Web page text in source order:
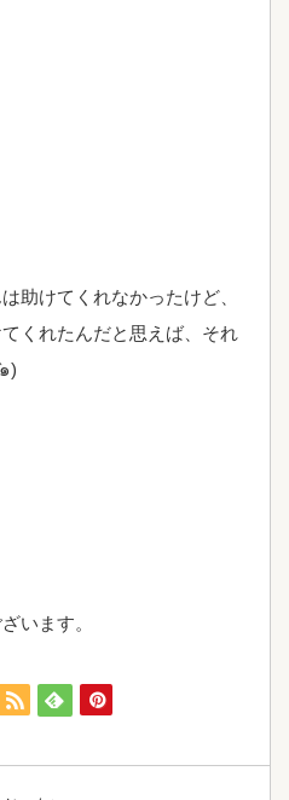
助けてくれなかったけど、
くれたんだと思えば、それ
)
います。